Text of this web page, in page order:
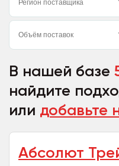
В нашей базе
найдите
или добавьте
Абсолют